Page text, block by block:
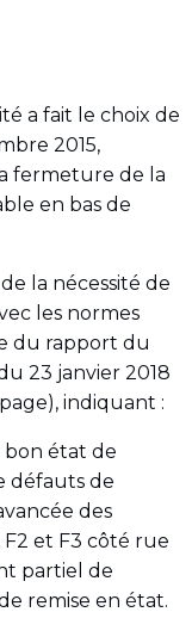
a fait le choix de
2015,
fermeture de la
en bas de
la nécessité de
les normes
du rapport du
23 janvier 2018
indiquant :
bon état de
défauts de
des
F2 et F3 côté rue
partiel de
remise en état.